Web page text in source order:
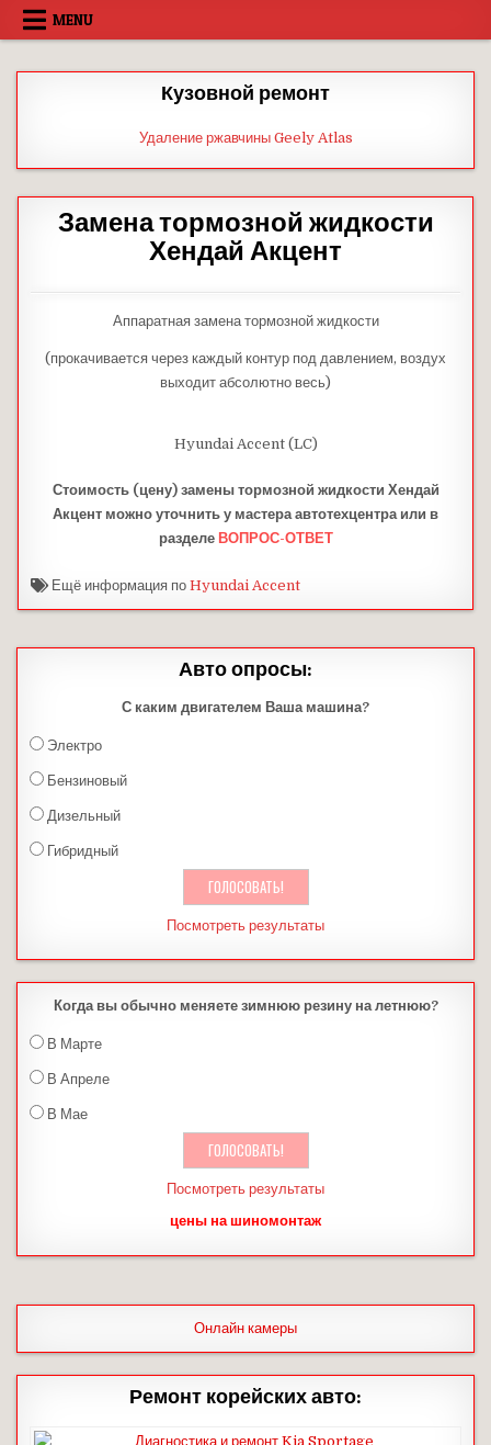
Skip
MENU
Кузовной ремонт
Удаление ржавчины Geely Atlas
Замена тормозной жидкости
Хендай Акцент
Аппаратная замена тормозной жидкости
(прокачивается через каждый контур под давлением, воздух
выходит абсолютно весь)
Hyundai Accent (LC)
Стоимость (цену) замены тормозной жидкости Хендай
Акцент можно уточнить у мастера автотехцентра или в
разделе ВОПРОС-ОТВЕТ
Ещё информация поHyundai Accent
Авто опросы:
С каким двигателем Ваша машина?
Электро
Бензиновый
Дизельный
Гибридный
Посмотреть результаты
Когда вы обычно меняете зимнюю резину на летнюю?
В Марте
В Апреле
В Мае
Посмотреть результаты
цены на шиномонтаж
Онлайн камеры
Ремонт корейских авто: